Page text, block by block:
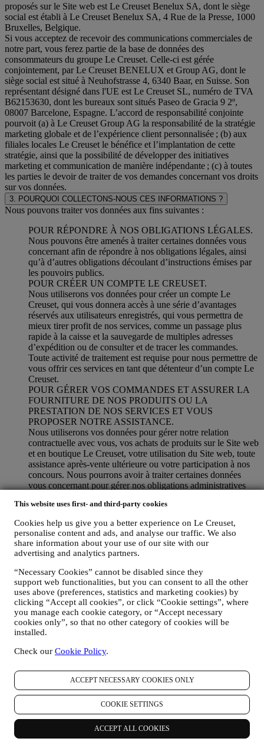
This website uses first- and third-party cookies
Cookies help us give you a better experience on Le Creuset,
personalise content and ads, and analyse our traffic. We also
share information about your use of our site with our
advertising and analytics partners.
“Necessary Cookies” cannot be disabled since they
support web functionalities, but you can consent to all the other
uses above (preferences, statistics and marketing cookies) by
clicking “Accept all cookies”, or click “Cookie settings”, where
you manage each cookie category, or “Accept necessary
cookies only”, so that no other category of cookies will be
installed.
Check our Cookie Policy.
ACCEPT NECESSARY COOKIES ONLY
COOKIE SETTINGS
ACCEPT ALL COOKIES
proposés sur le Site web est Le Creuset Benelux SA, dont le siège
social est établi à Le Creuset Benelux SA, 4 Rue de la Presse, 1000
Bruxelles, Belgique.
Si vous acceptez de recevoir des communications commerciales de
notre part, vous ferez partie de la base de données des
consommateurs du groupe Le Creuset. Celle-ci est gérée
conjointement, par Le Creuset BENELUX et Group AG, dont le
siège social est situé à Neuhofstrasse 4, 6340 Baar, en Suisse. Son
représentant désigné dans l'UE est Le Creuset SL, numéro de TVA
B62153630, dont les bureaux sont situés Paseo de Gracia 9 2º,
08007 Barcelone, Espagne. L’accord de responsabilité conjointe
pourvoit (a) à Le Creuset Group AG la responsabilité de la stratégie
marketing globale et de l’expérience client personnalisée ; (b) aux
filiales locales Le Creuset le bénéfice et l’implantation de cette
stratégie, ainsi que la possibilité de développer des initiatives
marketing et communication de manière indépendante ; (c) à toutes
les parties le devoir de traiter de vos demandes concernant vos droits
sur vos données.
3. POURQUOI COLLECTONS-NOUS CES INFORMATIONS ?
Nous pouvons traiter vos données aux fins suivantes :
POUR RÉPONDRE À NOS OBLIGATIONS LÉGALES.
Nous pouvons être amenés à traiter certaines données vous
concernant afin de répondre à nos obligations légales, ainsi
qu’à d’autres obligations découlant d’instructions émises par
les pouvoirs publics.
POUR CRÉER UN COMPTE LE CREUSET.
Nous utiliserons vos données pour créer un compte Le
Creuset, qui vous donnera accès à une série d’avantages
réservés aux utilisateurs enregistrés, qui vous permettra de
mieux tirer profit de nos services, comme un passage plus
rapide à la caisse et la sauvegarde de multiples adresses
d’expédition ou de consulter et de tracer les commandes.
Toute activité de traitement est requise pour nous permettre de
vous offrir ces services en tant que détenteur d’un compte Le
Creuset.
POUR GÉRER VOS COMMANDES ET ASSURER LA
FOURNITURE DE NOS PRODUITS OU LA
PRESTATION DE NOS SERVICES ET VOUS
PROPOSER NOTRE ASSISTANCE.
Nous utiliserons vos données pour gérer notre relation
contractuelle avec vous, vos achats de produits sur le Site web
et en boutique Le Creuset, votre utilisation du Site web, toute
assistance après-vente ultérieure ou votre participation à nos
concours. Nous pourrons avoir à traiter certaines données
vous concernant pour gérer nos obligations administratives
comptabilité, la facturation et certaines vérifications, la
la sécurité, la sécurisation et les tests de nos systèmes, la
maintenance et les analyses statistiques. Occasionnellement,
nous pourrons avoir à vous contacter pour des raisons
administratives ou opérationnelles, comme par exemple
l’envoi d’une confirmation de commande. Nous utiliserons
aussi vos données personnelles pour répondre à vos demandes
transmises par notre Site web ou par d’autres canaux. Cette
activité de traitement est requise pour nous permettre de
prester nos services à votre intention. Nous pouvons traiter
vos données en fonction de notre intérêt légitime (dûment
équilibré avec vos droits et libertés) pour vous envoyer des e-
dans votre panier sans finaliser votre achat en ligne. Si vous
communication de suivi ne sera envoyée.
POUR VOUS INFORMER À PROPOS DES
NOUVELLES ET OFFRES CONCERNANT LES
PRODUITS LE CREUSET
Si vous nous avez donné votre autorisation dans ce sens (par
exemple en souscrivant à notre lettre d’information au
moment de créer un compte sur le Site web), nous vous ferons